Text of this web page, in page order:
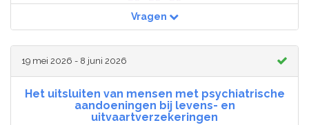
Vragen
19 mei 2026 - 8 juni 2026
Het uitsluiten van mensen met psychiatrische
aandoeningen bij levens- en
uitvaartverzekeringen